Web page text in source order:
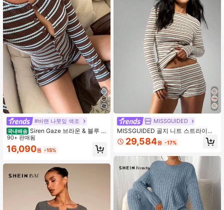
4.88 3M 팔로워
4.88 3M 팔로워
4.88 3M 팔로워
#바랜 나뭇잎 색조
국내배송 Siren Gaze 브라운 & 블루 스
트라이프 긴팔 상의 및 반바지 세트,
봄/가을
90+ 판매됨
16,090원 -15%
MISSGUIDED
MISSGUIDED 골지 니트 스트라이프
2개 세트 라운지웨어 긴팔 크롭탑 하
이웨이스트 반바지 코디 세트 신축성
어
29,584원 -17%